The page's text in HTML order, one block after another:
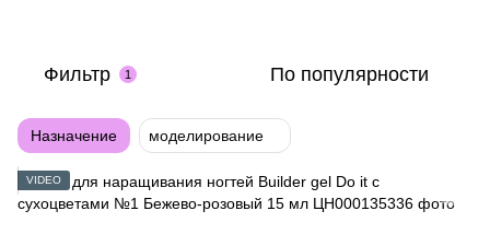
Фильтр 1 По популярности
Назначение моделирование
VIDEO